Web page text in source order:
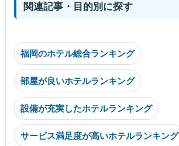
関連記事・目的別に探す
福岡のホテル総合ランキング
部屋が良いホテルランキング
設備が充実したホテルランキング
サービス満足度が高いホテルランキング